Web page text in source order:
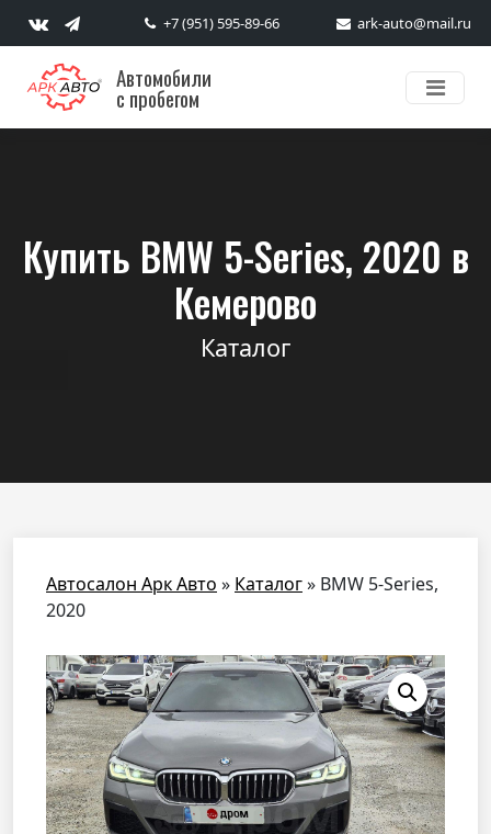
+7 (951) 595-89-66 ark-auto@mail.ru
Автомобили
с пробегом
Купить BMW 5-Series, 2020 в
Кемерово
Каталог
Автосалон Арк Авто » Каталог» BMW 5-Series,
2020